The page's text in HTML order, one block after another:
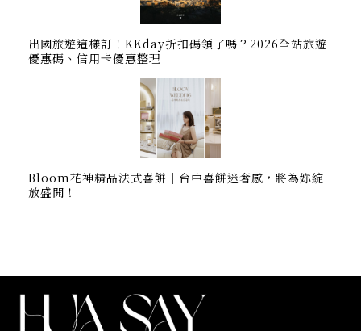
出國旅遊這樣訂！KKday折扣碼領了嗎？2026全站旅遊
優惠碼、信用卡優惠整理
Bloom花神精品法式喜餅｜台中喜餅迷奢感，將為妳綻
放盛開！